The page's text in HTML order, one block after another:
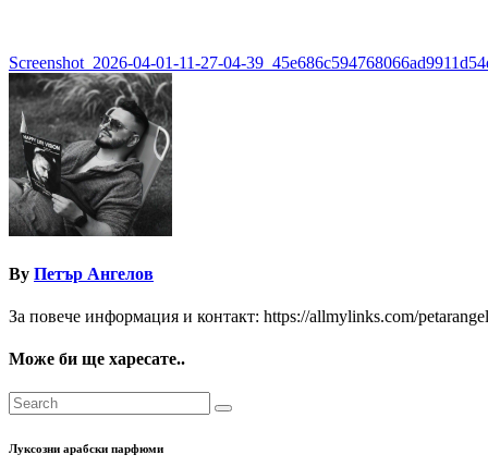
Навигация
Screenshot_2026-04-01-11-27-04-
By Петър Ангелов
За повече информация и контакт: https://allmylinks.com/
Може би ще харесате..
Луксозни арабски парфюми